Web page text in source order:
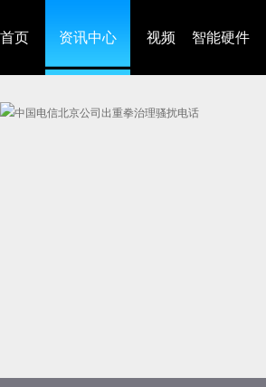
首页 资讯中心 视频 智能硬件